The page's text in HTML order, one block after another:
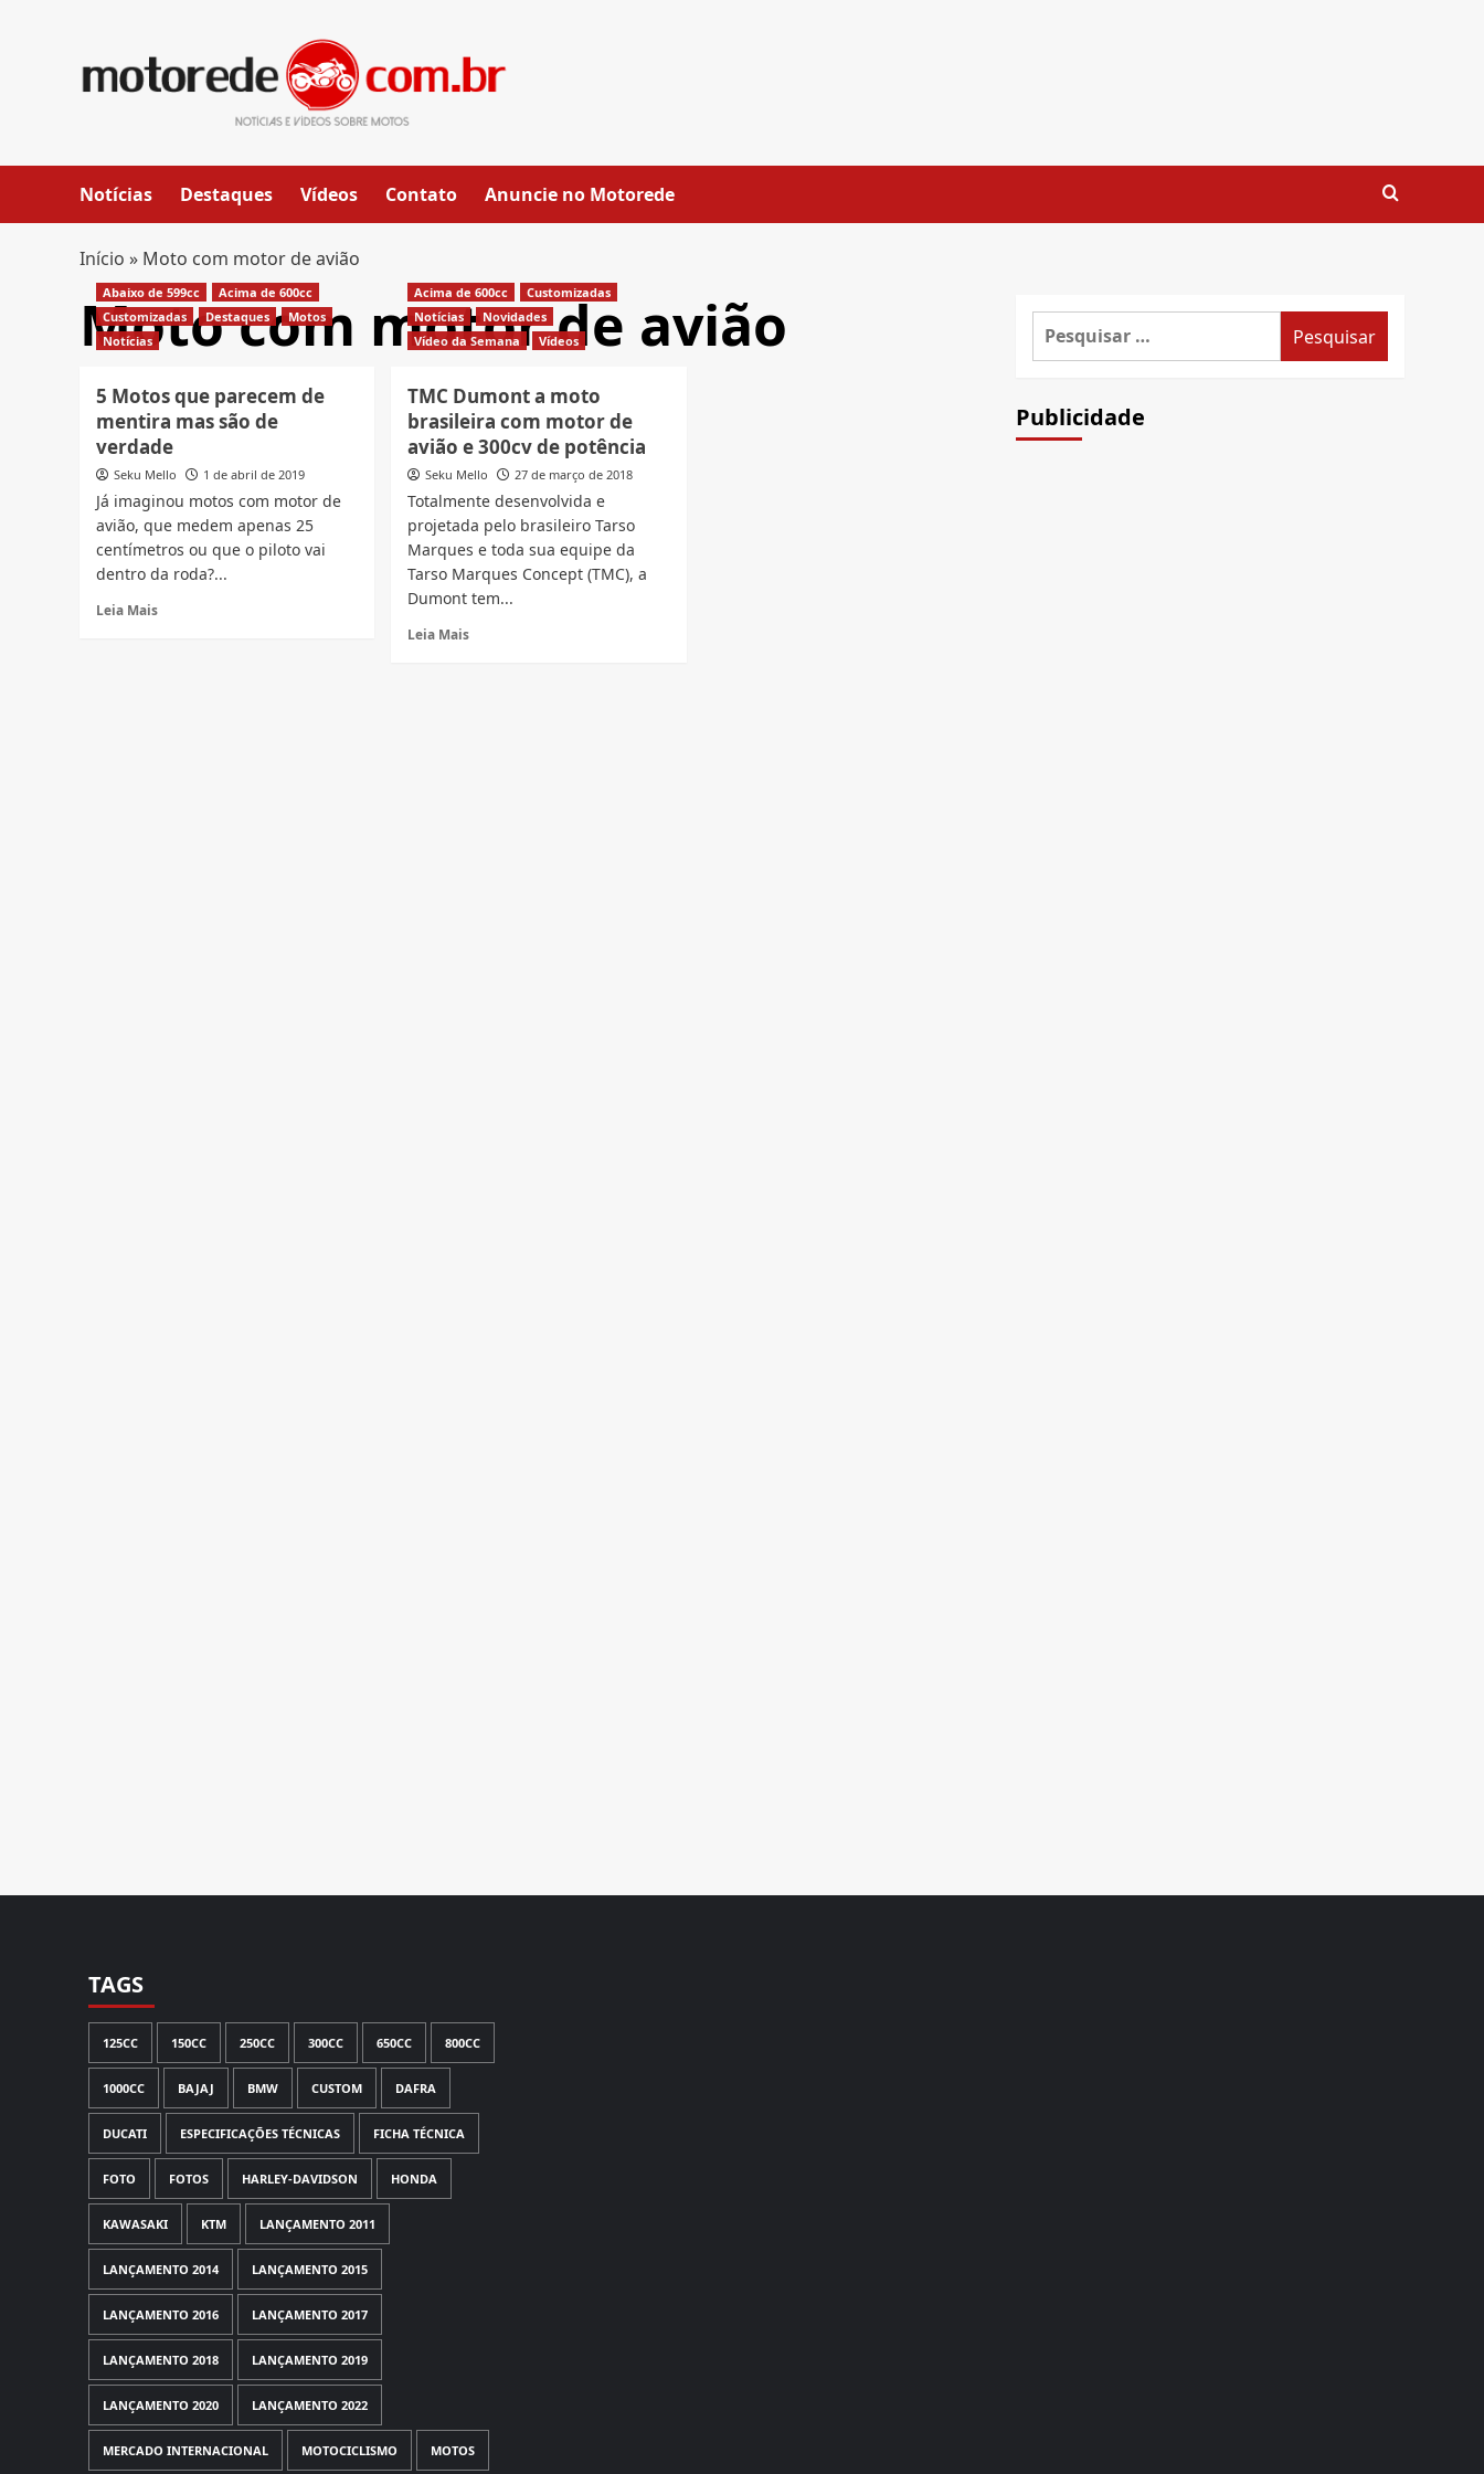
Notícias Destaques Vídeos Contato Anuncie no Motorede
Início » Moto com motor de avião
Moto com motor de avião
Abaixo de 599cc
Acima de 600cc
Customizadas
Destaques
Motos
Notícias
5 Motos que parecem de
mentira mas são de
verdade
Seku Mello 1 de abril de 2019
Já imaginou motos com motor de
avião, que medem apenas 25
centímetros ou que o piloto vai
dentro da roda?...
Leia Mais
Acima de 600cc
Customizadas
Notícias
Novidades
Vídeo da Semana
Vídeos
TMC Dumont a moto
brasileira com motor de
avião e 300cv de potência
Seku Mello 27 de março de 2018
Totalmente desenvolvida e
projetada pelo brasileiro Tarso
Marques e toda sua equipe da
Tarso Marques Concept (TMC), a
Dumont tem...
Leia Mais
Pesquisar
Publicidade
TAGS
125CC 150CC 250CC 300CC 650CC 800CC
1000CC BAJAJ BMW CUSTOM DAFRA
DUCATI ESPECIFICAÇÕES TÉCNICAS FICHA TÉCNICA
FOTO FOTOS HARLEY-DAVIDSON HONDA
KAWASAKI KTM LANÇAMENTO 2011
LANÇAMENTO 2014 LANÇAMENTO 2015
LANÇAMENTO 2016 LANÇAMENTO 2017
LANÇAMENTO 2018 LANÇAMENTO 2019
LANÇAMENTO 2020 LANÇAMENTO 2022
MERCADO INTERNACIONAL MOTOCICLISMO MOTOS